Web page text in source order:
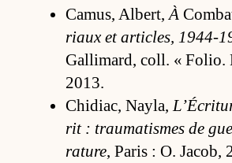
Ca­mus, Al­bert, À
riaux et ar­ti­cles, 1944-
Gal­li­mard, coll. « Fo­lio.
2013.
Chi­diac, Nay­la,
rit : trau­ma­tismes de
ra­ture, Pa­ris : O. Ja­cob,